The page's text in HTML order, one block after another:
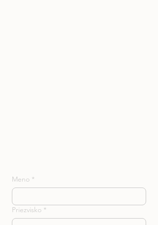
Meno *
Priezvisko *